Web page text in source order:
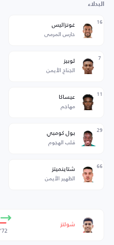
البدلاء
16 غونزاليس
حارس المرمى
7 لوبيز
الجناح الأيمن
11 عيساكا
مهاجم
29 بول كومبي
قلب الهجوم
66 شتاينميتز
الظهير الأيمن
شولتز
72’